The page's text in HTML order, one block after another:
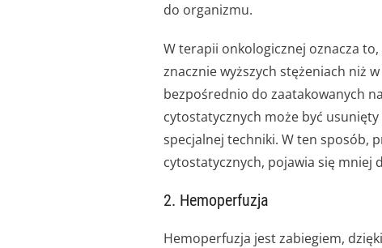
do organizmu.
W terapii onkologicznej oznacza
znacznie wyższych stężeniach niż
bezpośrednio do zaatakowanych
cytostatycznych może być
specjalnej techniki. W ten sposób,
cytostatycznych, pojawia się mniej
2. Hemoperfuzja
Hemoperfuzja jest zabiegiem,